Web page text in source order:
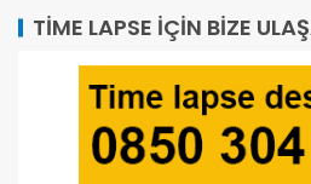
TIME LAPSE İÇIN BIZE